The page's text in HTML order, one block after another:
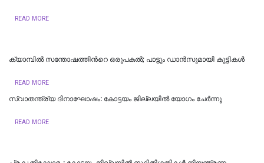
READ MORE
ക്യാമ്പിൽ സന്തോഷത്തിന്‍റെ ഒരുപകൽ; പാട്ടും ഡാൻസുമായി കുട്ടികൾ
READ MORE
സ്വാതന്ത്ര്യ ദിനാഘോഷം: കോട്ടയം ജില്ലയില്‍ യോഗം ചേർന്നു
READ MORE